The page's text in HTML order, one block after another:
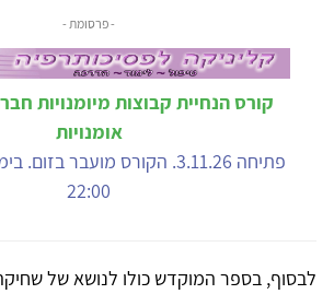
- פרסומת -
קורס הנחיית קבוצות מיומנויות
אומנויות
22:00
לבסוף, בספר המוקדש כולו לנושא של